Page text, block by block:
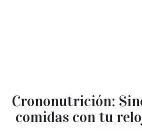
Crononutrición:
comidas con tu